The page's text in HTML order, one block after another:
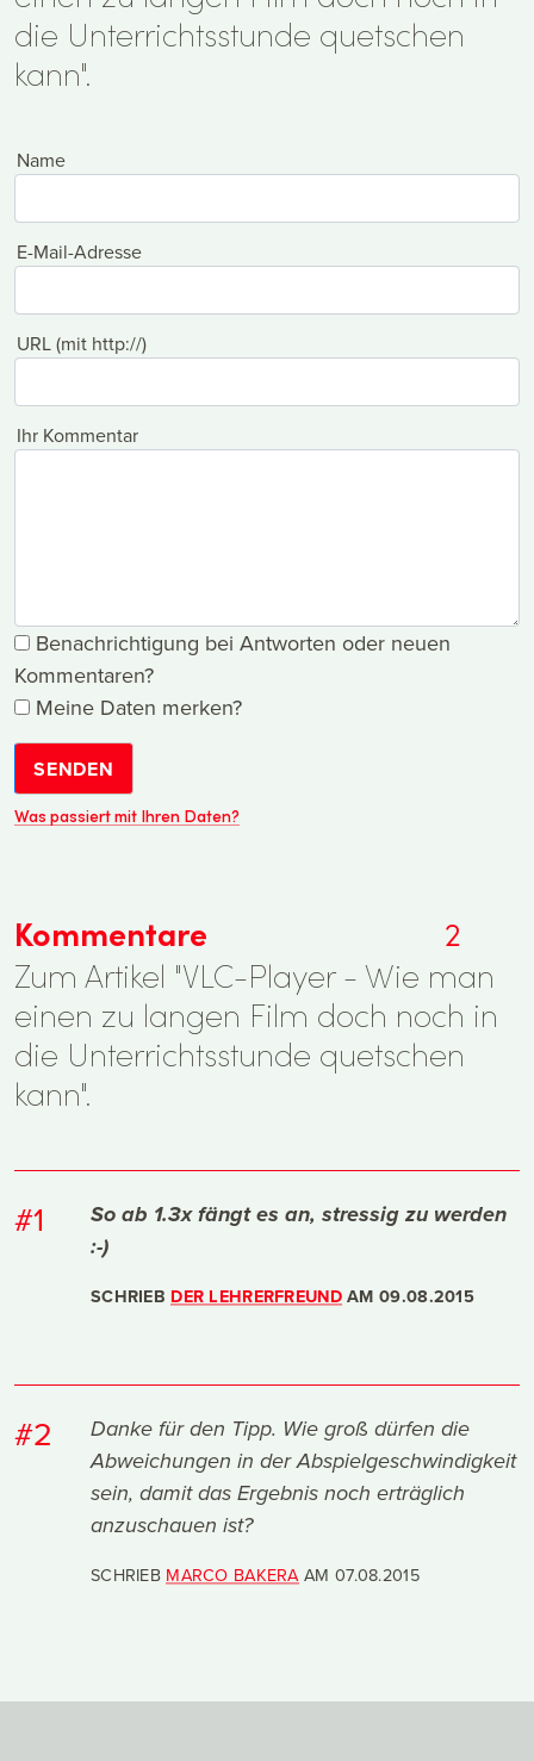
die Unterrichtsstunde quetschen
kann".
Name
E-Mail-Adresse
URL (mit http://)
Ihr Kommentar
Benachrichtigung bei Antworten oder neuen
Kommentaren?
Meine Daten merken?
SENDEN
Was passiert mit Ihren Daten?
Kommentare
2
Zum Artikel "VLC-Player - Wie man
einen zu langen Film doch noch in
die Unterrichtsstunde quetschen
kann".
#1
So ab 1.3x fängt es an, stressig zu werden
:-)
SCHRIEB DER LEHRERFREUNDAM09.08.2015
#2
Danke für den Tipp. Wie groß dürfen die
Abweichungen in der Abspielgeschwindigkeit
sein, damit das Ergebnis noch erträglich
anzuschauen ist?
SCHRIEB MARCO BAKERAAM 07.08.2015